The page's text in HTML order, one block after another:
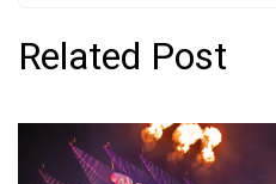
Related Post